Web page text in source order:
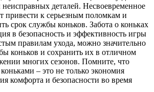
деталей. Несвоевременное
привести к серьезным поломкам и
срок службы коньков. Забота о коньках
в безопасность и эффективность игры
правилам ухода, можно значительно
коньков и сохранить их в отличном
многих сезонов. Помните, что
– это не только экономия
комфорта и безопасности во время